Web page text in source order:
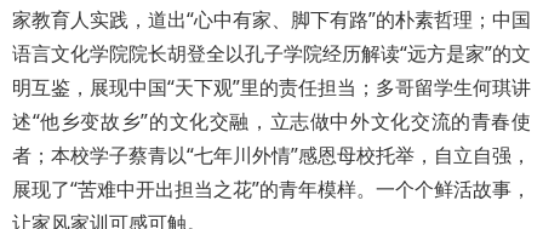
家教育人实践，道出“心中有家、脚下有路”的朴素哲理；中国
语言文化学院院长胡登全以孔子学院经历解读“远方是家”的文
明互鉴，展现中国“天下观”里的责任担当；多哥留学生何琪讲
述“他乡变故乡”的文化交融，立志做中外文化交流的青春使
者；本校学子蔡青以“七年川外情”感恩母校托举，自立自强，
展现了“苦难中开出担当之花”的青年模样。一个个鲜活故事，
让家风家训可感可触。